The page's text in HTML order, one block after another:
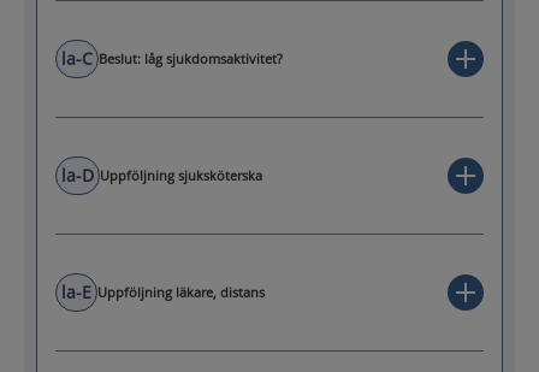
la-C Beslut: låg sjukdomsaktivitet?
la-D Uppföljning sjuksköterska
la-E Uppföljning läkare, distans